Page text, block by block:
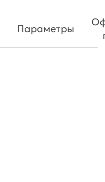
Параметры